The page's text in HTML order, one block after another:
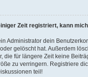
Zeit registriert, kann
Administrator dein
gelöscht hat. Außerdem
die für längere Zeit keine
zu verringern. Registriere
teil!